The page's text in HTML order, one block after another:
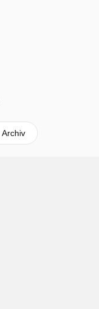
Archiv